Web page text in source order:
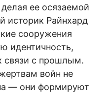
ее осязаемой
историк Райнхард
сооружения
идентичность,
связи с прошлым.
войн не
— они формируют